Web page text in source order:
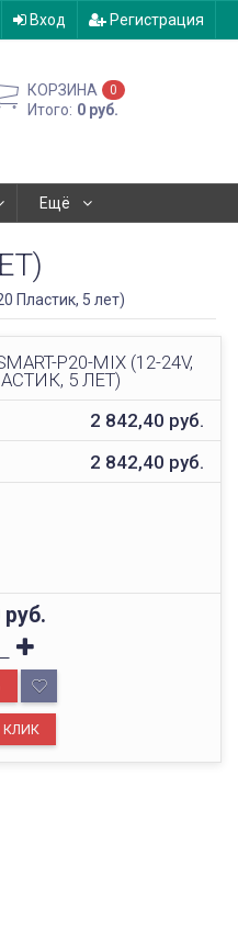
Вход Регистрация
КОРЗИНА 0
Итого: 0 руб.
Ещё
Пластик, 5 лет)
P20-MIX (12-24V,
5 ЛЕТ)
2 842,40 руб.
2 842,40 руб.
руб.